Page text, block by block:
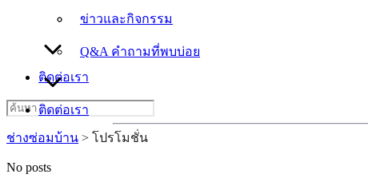
ข่าวและกิจกรรม
Q&A คำถามที่พบบ่อย
ติดต่อเรา
Q&A คำถามที่พบบ่อย
ติดต่อเรา
Search
for:
ช่างซ่อมบ้าน > โปรโมชั่น
No posts